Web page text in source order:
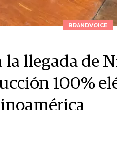
BRANDVOICE
llegada de
100%